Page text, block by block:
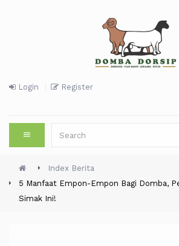
Login Register
Index Berita
5 Manfaat Empon-Empon Bagi Domba,
Simak Ini!